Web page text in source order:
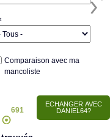
Comparaison avec ma
mancoliste
691